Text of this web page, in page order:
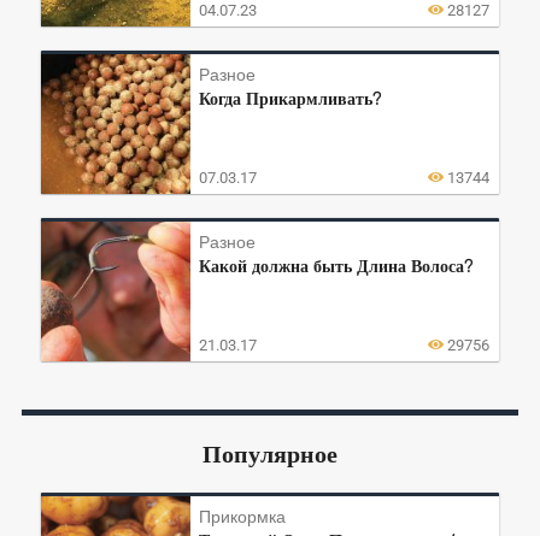
04.07.23 28127
Разное
Когда Прикармливать?
07.03.17 13744
Разное
Какой должна быть Длина Волоса?
21.03.17 29756
Популярное
Прикормка